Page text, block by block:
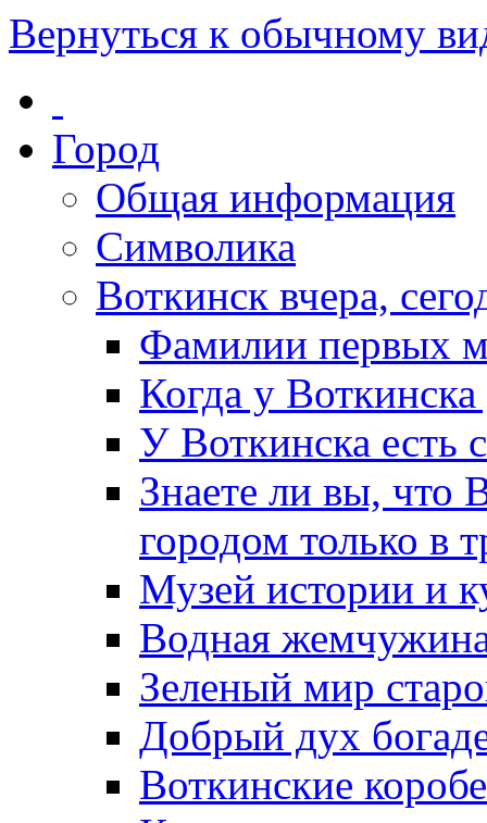
Вернуться к обычному
Город
Общая информация
Символика
Воткинск вчера,
Фамилии первых
Когда у
У Воткинска есть
Знаете ли вы, что
городом только в
Музей истории и
Водная
Зеленый мир
Добрый дух
Воткинские